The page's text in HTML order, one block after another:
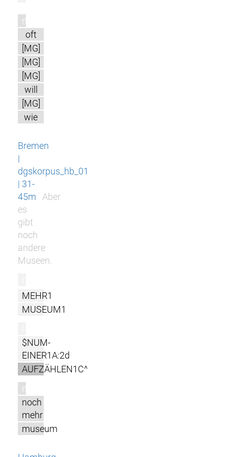
m
oft
[MG]
[MG]
[MG]
will
[MG]
wie
Bremen
|
dgskorpus_hb_01
| 31-
45m
Aber
es
gibt
noch
andere
Museen.
MEHR1
MUSEUM1
$NUM-
EINER1A:2d
AUFZÄHLEN1C^
m
noch
mehr
museum